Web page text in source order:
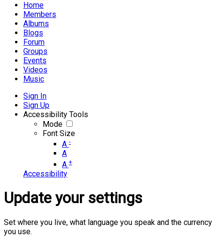
Home
Members
Albums
Blogs
Forum
Groups
Events
Videos
Music
Sign In
Sign Up
Accessibility Tools
Mode
Font Size
A -
A
A +
Accessibility
Update your settings
Set where you live, what language you speak and the currency
you use.